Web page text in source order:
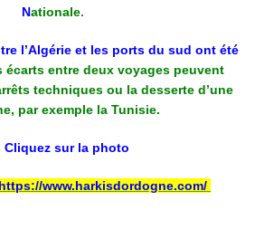
Nationale.
l’Algérie et les ports du sud ont été
écarts entre deux voyages peuvent
techniques ou la desserte d’une
par exemple la Tunisie.
Cliquez sur la photo
https://www.harkisdordogne.com/